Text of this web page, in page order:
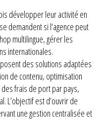
développer leur activité en
demandent si l’agence peut
multilingue, gérer les
internationales.
des solutions adaptées
de contenu, optimisation
frais de port par pays,
L’objectif est d’ouvrir de
une gestion centralisée et